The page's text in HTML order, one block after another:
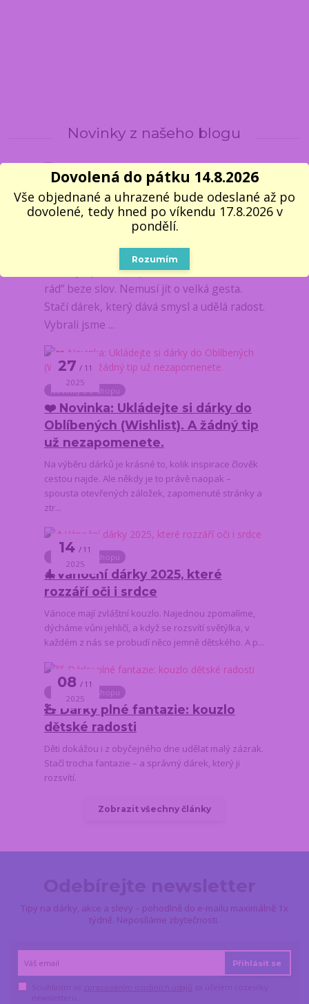
Novinky z našeho blogu
24 01
2026
Novinky z e-shopu
❤️ Valentýn se blíží. Dárek z
lásky máte na dosah
Valentýn je ideální příležitost říct „mám tě
rád“ beze slov. Nemusí jít o velká gesta.
Stačí dárek, který dává smysl a udělá radost.
Vybrali jsme ...
27 11
2025
Novinky z e-shopu
❤️ Novinka: Ukládejte si dárky do
Oblíbených (Wishlist). A žádný tip
už nezapomenete.
Na výběru dárků je krásné to, kolik inspirace člověk
cestou najde. Ale někdy je to právě naopak –
spousta otevřených záložek, zapomenuté stránky a
ztr...
14 11
2025
Novinky z e-shopu
🎄Vánoční dárky 2025, které
rozzáří oči i srdce
Vánoce mají zvláštní kouzlo. Najednou zpomalíme,
dýcháme vůni jehličí, a když se rozsvítí světýlka, v
každém z nás se probudí něco jemně dětského. A p...
08 11
2025
Novinky z e-shopu
🧸 Dárky plné fantazie: kouzlo
dětské radosti
Děti dokážou i z obyčejného dne udělat malý zázrak.
Stačí trocha fantazie – a správný dárek, který ji
rozsvítí.
Zobrazit všechny články
Tipy na dárky, akce a slevy – pohodlně do e-mailu maximálně 1x
týdně. Neposíláme zbytečnosti.
Přihlásit se
Dovolená do pátku 14.8.2026
Vše objednané a uhrazené bude odeslané až po
dovolené, tedy hned po víkendu 17.8.2026 v
pondělí.
Rozumím